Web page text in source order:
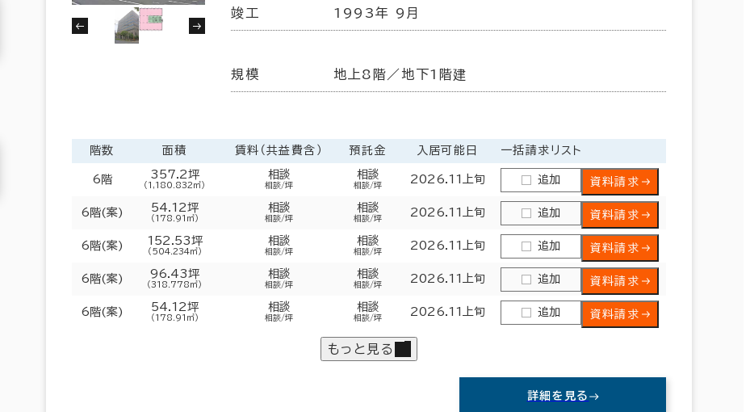
竣工 1993年 9月
規模 地上8階／地下1階建
階数 面積 賃料（共益費含） 預託金 入居可能日 一括請求リスト
6階 357.2坪
（1,180.832㎡）
相談
相談/坪
相談
相談/坪 2026.11上旬 追加 資料請求
6階(案) 54.12坪
（178.91㎡）
相談
相談/坪
相談
相談/坪 2026.11上旬 追加 資料請求
6階(案) 152.53坪
（504.234㎡）
相談
相談/坪
相談
相談/坪 2026.11上旬 追加 資料請求
6階(案) 96.43坪
（318.778㎡）
相談
相談/坪
相談
相談/坪 2026.11上旬 追加 資料請求
6階(案) 54.12坪
（178.91㎡）
相談
相談/坪
相談
相談/坪 2026.11上旬 追加 資料請求
もっと見る
詳細を見る